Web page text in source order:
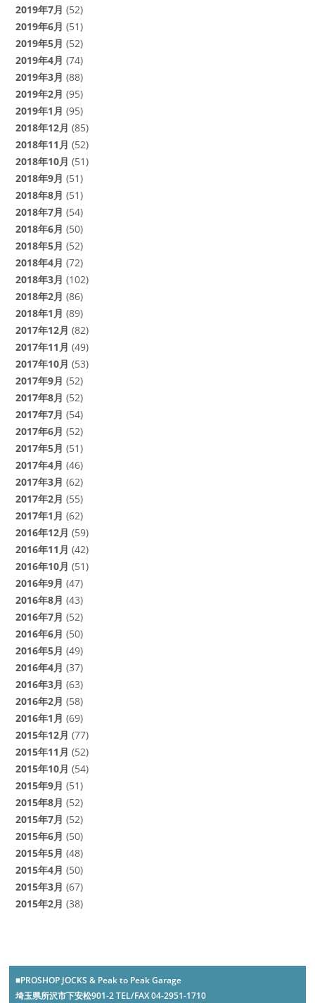
2019年7月 (52)
2019年6月 (51)
2019年5月 (52)
2019年4月 (74)
2019年3月 (88)
2019年2月 (95)
2019年1月 (95)
2018年12月 (85)
2018年11月 (52)
2018年10月 (51)
2018年9月 (51)
2018年8月 (51)
2018年7月 (54)
2018年6月 (50)
2018年5月 (52)
2018年4月 (72)
2018年3月 (102)
2018年2月 (86)
2018年1月 (89)
2017年12月 (82)
2017年11月 (49)
2017年10月 (53)
2017年9月 (52)
2017年8月 (52)
2017年7月 (54)
2017年6月 (52)
2017年5月 (51)
2017年4月 (46)
2017年3月 (62)
2017年2月 (55)
2017年1月 (62)
2016年12月 (59)
2016年11月 (42)
2016年10月 (51)
2016年9月 (47)
2016年8月 (43)
2016年7月 (52)
2016年6月 (50)
2016年5月 (49)
2016年4月 (37)
2016年3月 (63)
2016年2月 (58)
2016年1月 (69)
2015年12月 (77)
2015年11月 (52)
2015年10月 (54)
2015年9月 (51)
2015年8月 (52)
2015年7月 (52)
2015年6月 (50)
2015年5月 (48)
2015年4月 (50)
2015年3月 (67)
2015年2月 (38)
■PROSHOP JOCKS & Peak to Peak Garage
埼玉県所沢市下安松901-2 TEL/FAX 04-2951-1710